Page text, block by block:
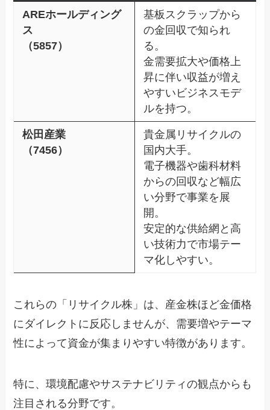
AREホールディング
ス
（5857）
基板スクラップから
の金回収で知られ
る。
金需要拡大や価格上
昇に伴い収益が増え
やすいビジネスモデ
ルを持つ。
松田産業
（7456）
貴金属リサイクルの
国内大手。
電子機器や歯科材料
からの回収など幅広
い分野で事業を展
開。
安定的な供給網と高
い技術力で市場テー
マ化しやすい。
これらの「リサイクル株」は、産金株ほど金価格
にダイレクトに反応しませんが、需要増やテーマ
性によって資金が集まりやすい特徴があります。
特に、環境配慮やサステナビリティの観点からも
注目される分野です。